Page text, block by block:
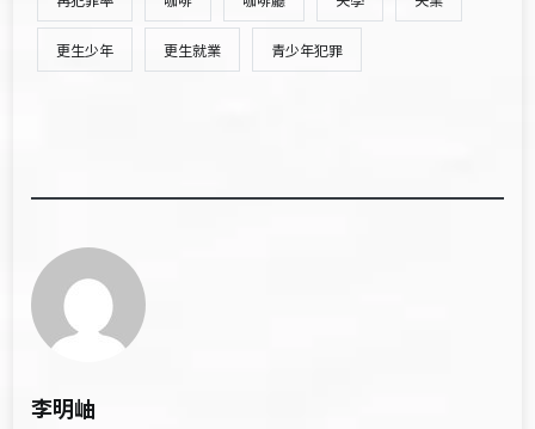
更生少年 更生就業 青少年犯罪
李明岫